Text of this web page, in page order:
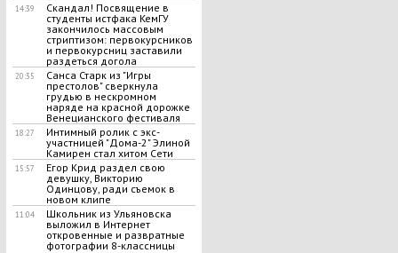
14:39
Скандал! Посвящение в
студенты истфака КемГУ
закончилось массовым
стриптизом: первокурсников
и первокурсниц заставили
раздеться догола
20:35
Санса Старк из "Игры
престолов" сверкнула
грудью в нескромном
наряде на красной дорожке
Венецианского фестиваля
18:27
Интимный ролик с экс-
участницей "Дома-2" Элиной
Камирен стал хитом Сети
15:57
Егор Крид раздел свою
девушку, Викторию
Одинцову, ради съемок в
новом клипе
11:04
Школьник из Ульяновска
выложил в Интернет
откровенные и развратные
фотографии 8-классницы